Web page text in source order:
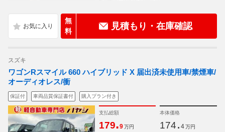
無
料
見積もり・在庫確認
スズキ
ワゴンRスマイル 660 ハイブリッド X 届出済未使用車/禁煙車/
オーディオレス/衝
保証付 車両品質保証書付 購入プラン付き
支払総額
179.9 万円
本体価格
174. 4 万円